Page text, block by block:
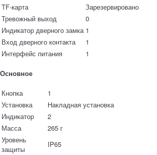
TF-карта
Зарезервировано
Тревожный выход
0
Индикатор дверного замка 1
Вход дверного контакта
1
Интерфейс питания
1
Основное
Кнопка
1
Установка
Накладная установка
Индикатор
2
Масса
265 г
Уровень
защиты
IP65